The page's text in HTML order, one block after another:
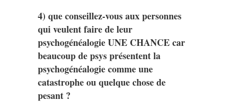
4) que conseillez-vous aux personnes
qui veulent faire de leur
psychogénéalogie UNE CHANCE car
beaucoup de psys présentent la
psychogénéalogie comme une
catastrophe ou quelque chose de
pesant ?